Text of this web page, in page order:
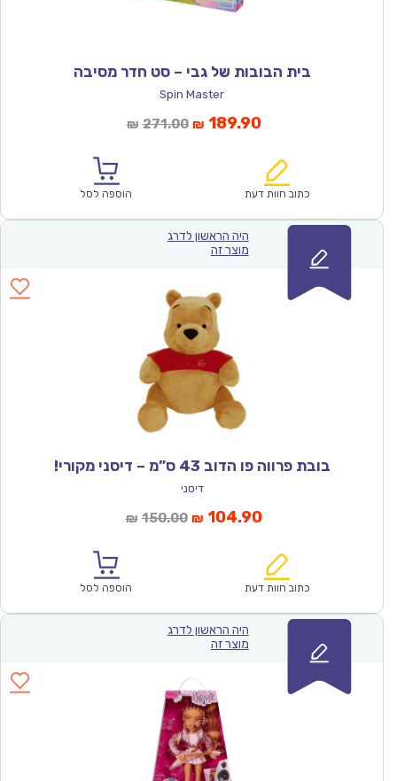
בית הבובות של גבי – סט חדר מסיבה
Spin Master
₪ 271.00המחיר
₪271.00.
₪ 189.90המחיר
הוא:
כתוב חוות דעת הוספה לסל
היה הראשון לדרג
מוצר זה
בובת פרווה פו הדוב 43 ס”מ – דיסני מקורי!
דיסני
₪ 150.00המחיר
₪150.00.
₪ 104.90המחיר
הוא:
כתוב חוות דעת הוספה לסל
היה הראשון לדרג
מוצר זה